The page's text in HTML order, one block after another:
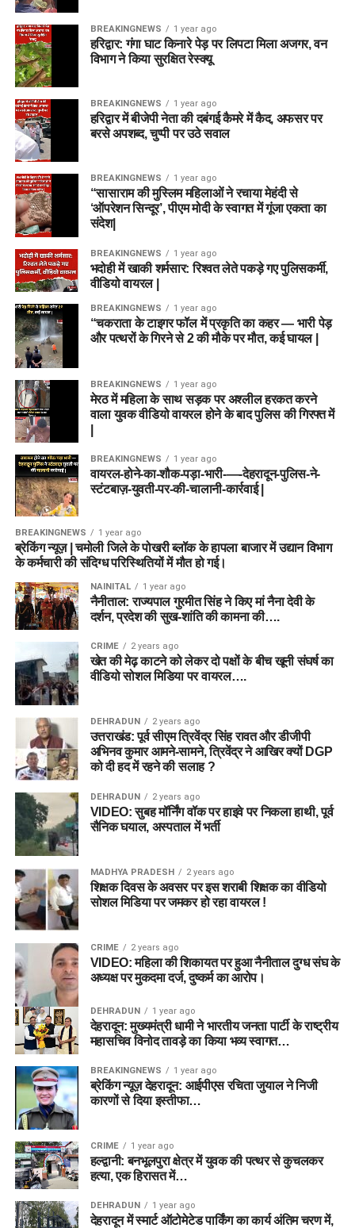
BREAKINGNEWS 1 year ago
हरिद्वार: गंगा घाट किनारे पेड़ पर लिपटा मिला अजगर, वन
विभाग ने किया सुरक्षित रेस्क्यू
BREAKINGNEWS 1 year ago
हरिद्वार में बीजेपी नेता की दबंगई कैमरे में कैद, अफसर पर
बरसे अपशब्द, चुप्पी पर उठे सवाल
BREAKINGNEWS 1 year ago
“सासाराम की मुस्लिम महिलाओं ने रचाया मेहंदी से
‘ऑपरेशन सिन्दूर’, पीएम मोदी के स्वागत में गूंजा एकता का
संदेश|
BREAKINGNEWS 1 year ago
भदोही में खाकी शर्मसार: रिश्वत लेते पकड़े गए पुलिसकर्मी,
वीडियो वायरल |
BREAKINGNEWS 1 year ago
“चकराता के टाइगर फॉल में प्रकृति का कहर — भारी पेड़
और पत्थरों के गिरने से 2 की मौके पर मौत, कई घायल |
BREAKINGNEWS 1 year ago
मेरठ में महिला के साथ सड़क पर अश्लील हरकत करने
वाला युवक वीडियो वायरल होने के बाद पुलिस की गिरफ्त में
BREAKINGNEWS 1 year ago
वायरल-होने-का-शौक-पड़ा-भारी-—-देहरादून-पुलिस-ने-
स्टंटबाज़-युवती-पर-की-चालानी-कार्रवाई |
BREAKINGNEWS 1 year ago
ब्रेकिंग न्यूज़ | चमोली जिले के पोखरी ब्लॉक के हापला बाजार में उद्यान विभाग
के कर्मचारी की संदिग्ध परिस्थितियों में मौत हो गई।
NAINITAL 1 year ago
नैनीताल: राज्यपाल गुरमीत सिंह ने किए मां नैना देवी के
दर्शन, प्रदेश की सुख-शांति की कामना की….
CRIME 2 years ago
खेत की मेढ़ काटने को लेकर दो पक्षों के बीच खूनी संघर्ष का
वीडियो सोशल मिडिया पर वायरल….
DEHRADUN 2 years ago
उत्तराखंड: पूर्व सीएम त्रिवेंद्र सिंह रावत और डीजीपी
अभिनव कुमार आमने-सामने, त्रिवेंद्र ने आखिर क्यों DGP
को दी हद में रहने की सलाह ?
DEHRADUN 2 years ago
VIDEO: सुबह मॉर्निंग वॉक पर हाइवे पर निकला हाथी, पूर्व
सैनिक घयाल, अस्पताल में भर्ती
MADHYA PRADESH 2 years ago
शिक्षक दिवस के अवसर पर इस शराबी शिक्षक का वीडियो
सोशल मिडिया पर जमकर हो रहा वायरल !
CRIME 2 years ago
VIDEO: महिला की शिकायत पर हुआ नैनीताल दुग्ध संघ के
अध्यक्ष पर मुकदमा दर्ज, दुष्कर्म का आरोप।
DEHRADUN 1 year ago
देहरादून: मुख्यमंत्री धामी ने भारतीय जनता पार्टी के राष्ट्रीय
महासचिव विनोद तावड़े का किया भव्य स्वागत…
BREAKINGNEWS 1 year ago
ब्रेकिंग न्यूज़ देहरादून: आईपीएस रचिता जुयाल ने निजी
कारणों से दिया इस्तीफा…
CRIME 1 year ago
हल्द्वानी: बनभूलपुरा क्षेत्र में युवक की पत्थर से कुचलकर
हत्या, एक हिरासत में…
DEHRADUN 1 year ago
देहरादून में स्मार्ट ऑटोमेटेड पार्किंग का कार्य अंतिम चरण में,